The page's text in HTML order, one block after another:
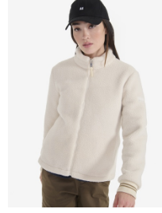
アイロン仕上げ処理は
ドライクリーニング処
ウェットクリーニング
38
40
42